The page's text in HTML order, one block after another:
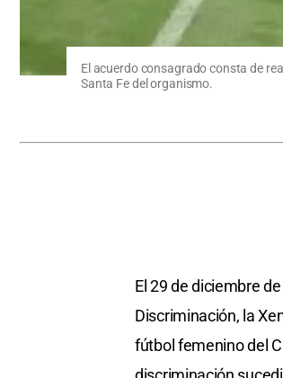
El acuerdo consagrado consta de
Santa Fe del organismo.
El 29 de diciembre
Discriminación, la
fútbol femenino del